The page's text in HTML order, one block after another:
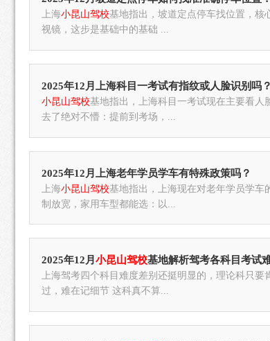
上海小昆山驾校基地指出，坡道定点停车找位置，核
视镜，这步是基础中的基础 ...
2025年12月上海科目一考试有指纹或人脸识别吗
小昆山驾校基地指出，上海科目一考试现在主要看人
去了绝对不懵：提前到考场，...
2025年12月上海老年学员学车有特殊政策吗？
上海小昆山驾校基地指出，上海现在对老年学员学车
制放宽，家用车型都能选：以...
2025年12月小昆山驾校基地解析驾考各科目考试
上海驾考四个科目难度差别还挺明显的，理论科只
过，难在记细节 这科真不算...